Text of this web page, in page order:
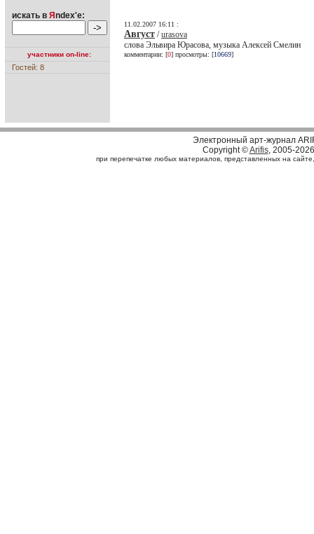
искать в Я ndex'е:
участники on-line:
Гостей: 8
11.02.2007 16:11 :
Август /urasova
слова Эльвира Юрасова, музыка Алексей Смелин
комментарии: [0] просмотры: [10669]
Электронный арт-журнал
Copyright ©Arifis, 2005-2026
при перепечатке любых материалов, представленных на